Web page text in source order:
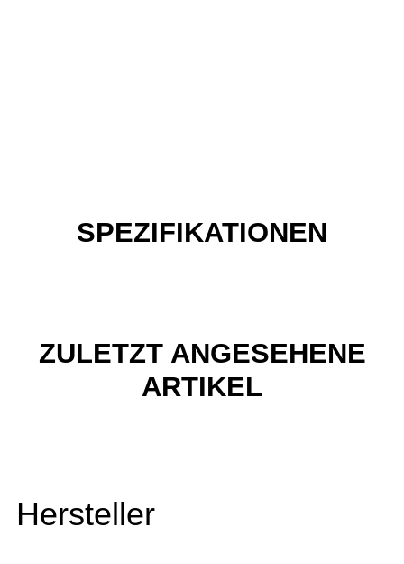
SPEZIFIKATIONEN
ZULETZT ANGESEHENE
ARTIKEL
Hersteller